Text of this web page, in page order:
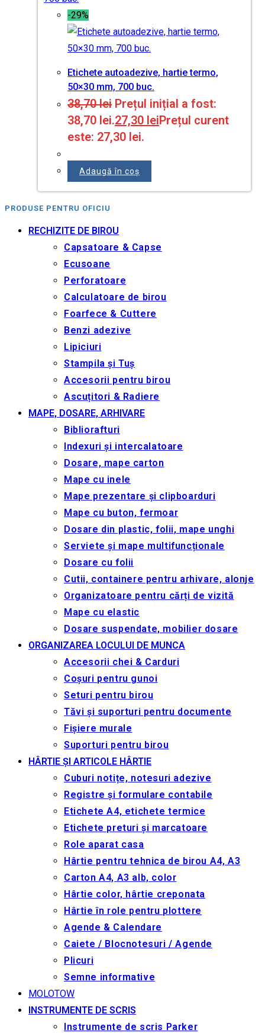
-29%
Etichete autoadezive, hartie termo,
50×30 mm, 700 buc.
38,70lei Prețul inițial a fost:
38,70 lei.27,30 leiPrețul curent
este: 27,30 lei.
Adaugă în coș
PRODUSE PENTRU OFICIU
RECHIZITE DE BIROU
Capsatoare & Capse
Ecusoane
Perforatoare
Calculatoare de birou
Foarfece & Cuttere
Benzi adezive
Lipiciuri
Stampila și Tuș
Accesorii pentru birou
Ascuțitori & Radiere
MAPE, DOSARE, ARHIVARE
Bibliorafturi
Indexuri și intercalatoare
Dosare, mape carton
Mape cu inele
Mape prezentare și clipboarduri
Mape cu buton, fermoar
Dosare din plastic, folii, mape unghi
Serviete și mape multifuncționale
Dosare cu folii
Cutii, containere pentru arhivare, alonje
Organizatoare pentru cărți de vizită
Mape cu elastic
Dosare suspendate, mobilier dosare
ORGANIZAREA LOCULUI DE MUNCA
Accesorii chei & Сarduri
Coșuri pentru gunoi
Seturi pentru birou
Tăvi și suporturi pentru documente
Fișiere murale
Suporturi pentru birou
HÂRTIE ȘI ARTICOLE HÂRTIE
Cuburi notițe, notesuri adezive
Registre și formulare contabile
Etichete A4, etichete termice
Etichete preturi și marcatoare
Role aparat casa
Hârtie pentru tehnica de birou A4, A3
Carton A4, A3 alb, color
Hârtie color, hârtie creponata
Hârtie în role pentru plottere
Agende & Calendare
Caiete / Blocnotesuri / Agende
Plicuri
Semne informative
MOLOTOW
INSTRUMENTE DE SCRIS
Instrumente de scris Parker